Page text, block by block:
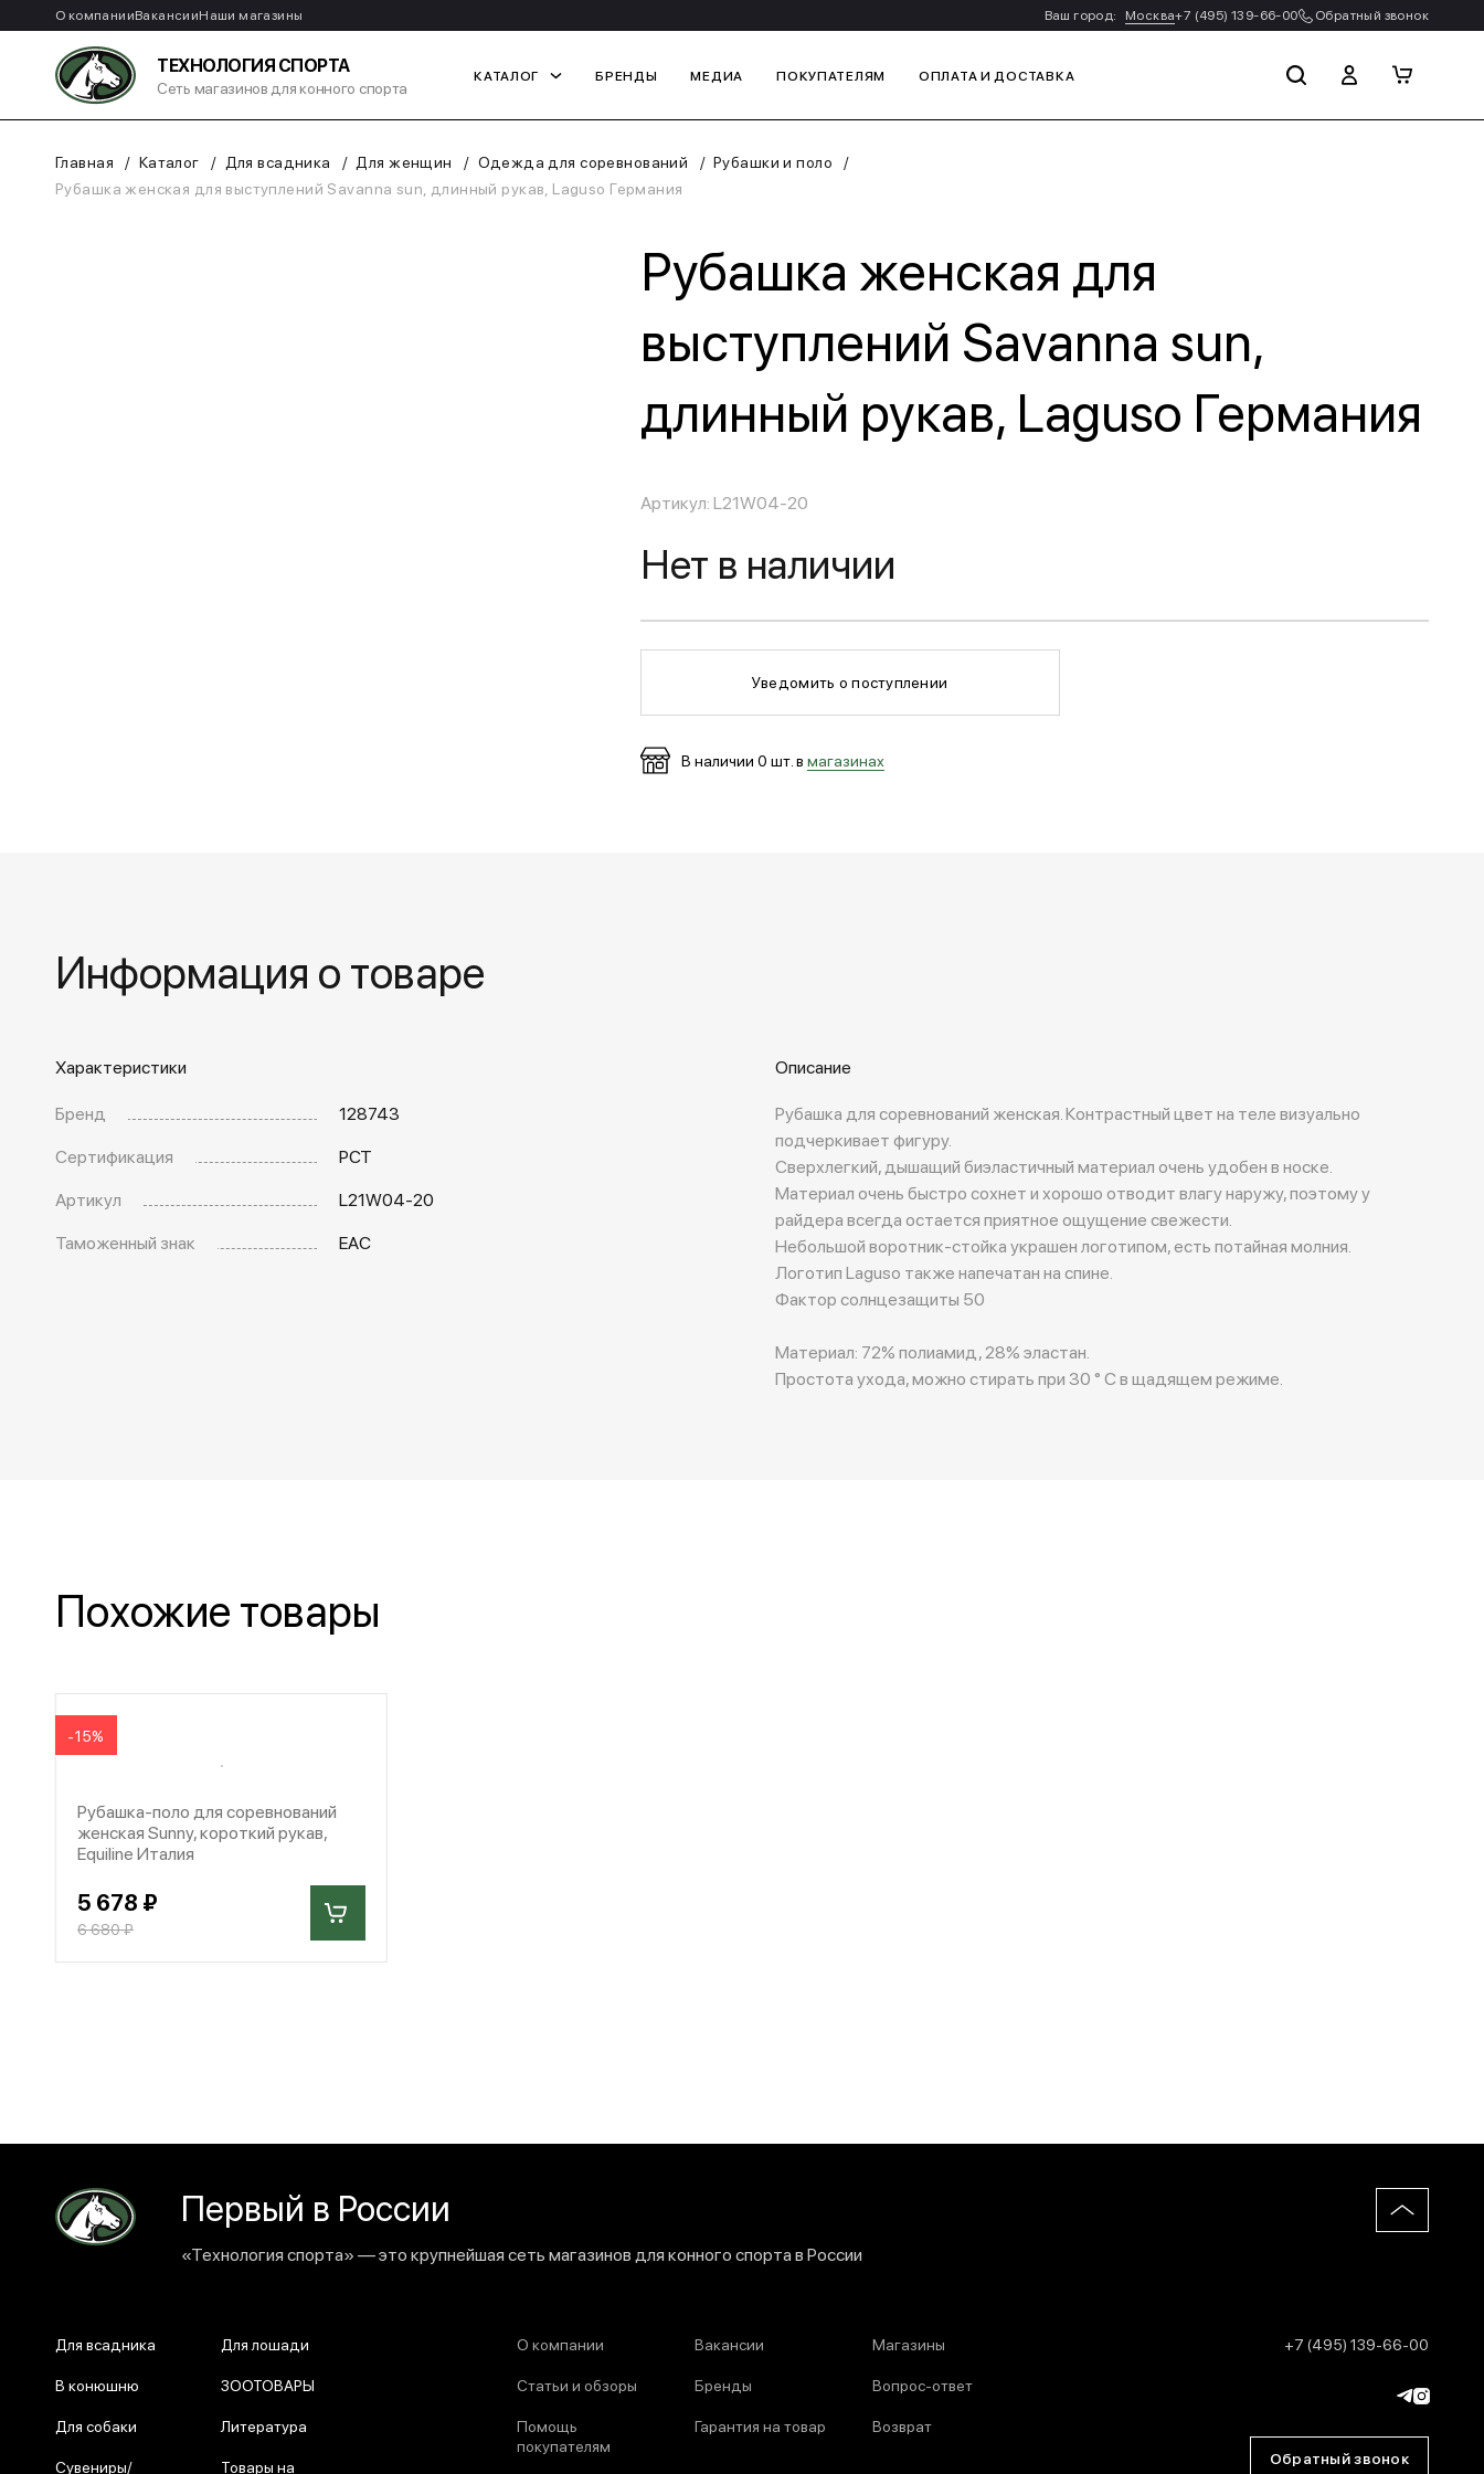
О компанииВакансииНаши магазины Ваш город: Москва+7 (495) 139-66-00 Обратный звонок
ТЕХНОЛОГИЯ СПОРТА
Сеть магазинов для конного спорта
КАТАЛОГ БРЕНДЫ МЕДИА ПОКУПАТЕЛЯМ ОПЛАТА И ДОСТАВКА
Главная Каталог Для всадника Для женщин Одежда для соревнований
Рубашки и поло
Рубашка женская для выступлений Savanna sun, длинный рукав, Laguso Германия
Рубашка женская для
выступлений Savanna sun,
длинный рукав, Laguso Германия
Артикул: L21W04-20
Нет в наличии
Уведомить о поступлении
В наличии 0 шт. в магазинах
Информация о товаре
Характеристики
Бренд
128743
Сертификация
РСТ
Артикул
L21W04-20
Таможенный знак
EAC
Описание
Рубашка для соревнований женская. Контрастный цвет на теле визуально
подчеркивает фигуру.
Сверхлегкий, дышащий биэластичный материал очень удобен в носке.
Материал очень быстро сохнет и хорошо отводит влагу наружу, поэтому у
райдера всегда остается приятное ощущение свежести.
Небольшой воротник-стойка украшен логотипом, есть потайная молния.
Логотип Laguso также напечатан на спине.
Фактор солнцезащиты 50
Материал: 72% полиамид, 28% эластан.
Простота ухода, можно стирать при 30 ° C в щадящем режиме.
Похожие товары
-15%
Рубашка-поло для соревнований
женская Sunny, короткий рукав,
Equiline Италия
5 678 ₽
6 680 ₽
Первый в России
«Технология спорта» — это крупнейшая сеть магазинов для конного спорта в России
Для всадника Для лошади
В конюшню ЗООТОВАРЫ
Для собаки Литература
Сувениры/ Товары на
О компании Вакансии Магазины
Статьи и обзоры Бренды Вопрос-ответ
Помощь
покупателям
Гарантия на товар Возврат
+7 (495) 139-66-00
Обратный звонок